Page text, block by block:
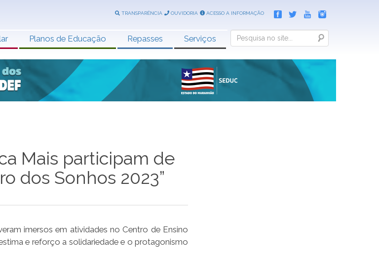
TRANSPARÊNCIA OUVIDORIA ACESSO A INFORMAÇÃO
Planos de Educação Repasses Serviços Search
Mais participam de
dos Sonhos 2023”
imersos em atividades no Centro de Ensino
e reforço a solidariedade e o protagonismo